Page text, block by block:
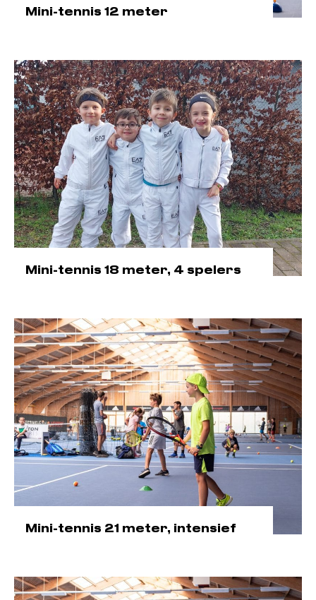
Mini-tennis 12 meter
Mini-tennis 18 meter, 4 spelers
Mini-tennis 21 meter, intensief